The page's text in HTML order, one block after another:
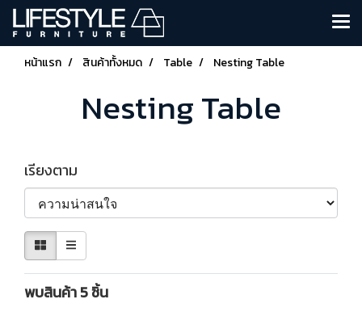
หน้าแรก สินค้าทั้งหมด Table Nesting Table
Nesting Table
เรียงตาม
พบสินค้า 5 ชิ้น